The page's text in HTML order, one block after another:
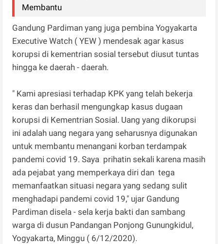
Membantu
Gandung Pardiman yang juga pembina Yogyakarta
Executive Watch ( YEW ) mendesak agar kasus
korupsi di kementrian sosial tersebut diusut tuntas
hingga ke daerah - daerah.
" Kami apresiasi terhadap KPK yang telah bekerja
keras dan berhasil mengungkap kasus dugaan
korupsi di Kementrian Sosial. Uang yang dikorupsi
ini adalah uang negara yang seharusnya digunakan
untuk membantu menangani korban terdampak
pandemi covid 19. Saya prihatin sekali karena masih
ada pejabat yang memperkaya diri dan tega
memanfaatkan situasi negara yang sedang sulit
menghadapi pandemi covid 19," ujar Gandung
Pardiman disela - sela kerja bakti dan sambang
warga di dusun Pandangan Ponjong Gunungkidul,
Yogyakarta, Minggu ( 6/12/2020).